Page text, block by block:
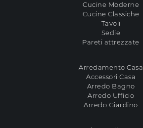
Cucine Moderne
Cucine Classiche
Tavoli
Sedie
Pareti attrezzate
Arredamento Casa
Accessori Casa
Arredo Bagno
Arredo Ufficio
Arredo Giardino